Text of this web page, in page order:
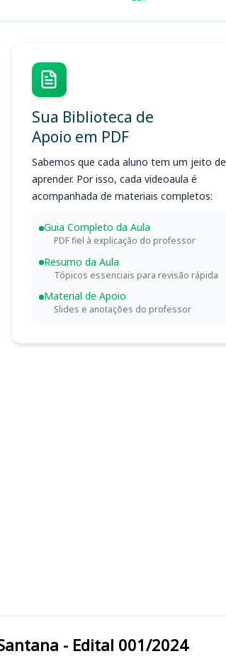
Sua Biblioteca de
Apoio em PDF
Sabemos que cada aluno tem um jeito de
aprender. Por isso, cada videoaula é
acompanhada de materiais completos:
Guia Completo da Aula
PDF fiel à explicação do professor
Resumo da Aula
Tópicos essenciais para revisão rápida
Material de Apoio
Slides e anotações do professor
de Santana - Edital 001/2024